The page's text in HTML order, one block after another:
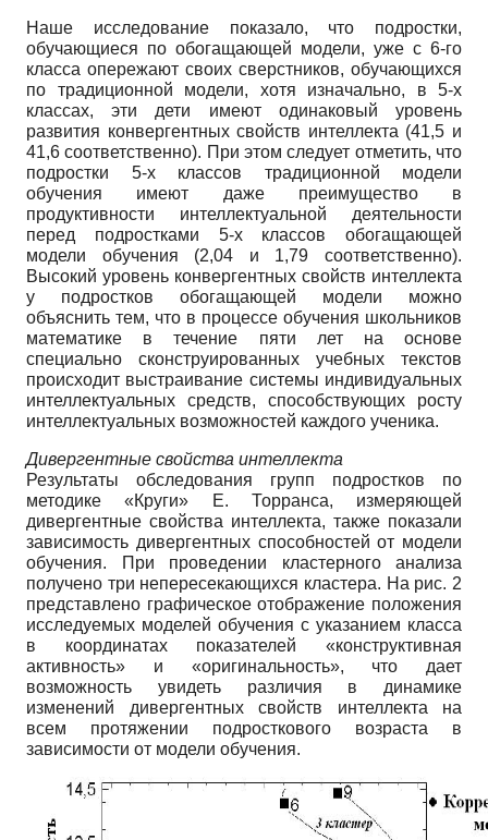
Наше исследование показало, что подростки,
обучающиеся по обогащающей модели, уже с 6-го
класса опережают своих сверстников, обучающихся
по традиционной модели, хотя изначально, в 5-х
классах, эти дети имеют одинаковый уровень
развития конвергентных свойств интеллекта (41,5 и
41,6 соответственно). При этом следует отметить, что
подростки 5-х классов традиционной модели
обучения имеют даже преимущество в
продуктивности интеллектуальной деятельности
перед подростками 5-х классов обогащающей
модели обучения (2,04 и 1,79 соответственно).
Высокий уровень конвергентных свойств интеллекта
у подростков обогащающей модели можно
объяснить тем, что в процессе обучения школьников
математике в течение пяти лет на основе
специально сконструированных учебных текстов
происходит выстраивание системы индивидуальных
интеллектуальных средств, способствующих росту
интеллектуальных возможностей каждого ученика.
Дивергентные свойства интеллекта
Результаты обследования групп подростков по
методике «Круги» Е. Торранса, измеряющей
дивергентные свойства интеллекта, также показали
зависимость дивергентных способностей от модели
обучения. При проведении кластерного анализа
получено три непересекающихся кластера. На рис. 2
представлено графическое отображение положения
исследуемых моделей обучения с указанием класса
в координатах показателей «конструктивная
активность» и «оригинальность», что дает
возможность увидеть различия в динамике
изменений дивергентных свойств интеллекта на
всем протяжении подросткового возраста в
зависимости от модели обучения.